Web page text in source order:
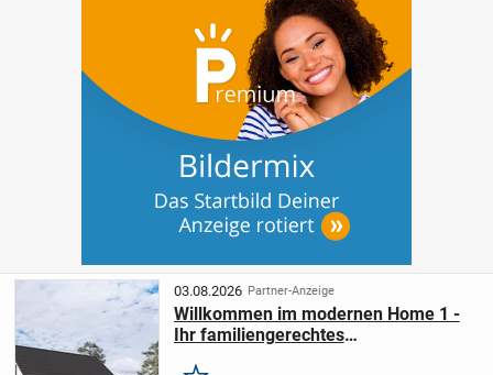
03.08.2026 Partner-Anzeige
Willkommen im modernen Home 1 -
Ihr familiengerechtes